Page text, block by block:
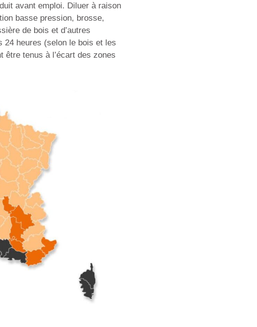
avant emploi. Diluer à raison
basse pression, brosse,
de bois et d’autres
24 heures (selon le bois et les
être tenus à l’écart des zones